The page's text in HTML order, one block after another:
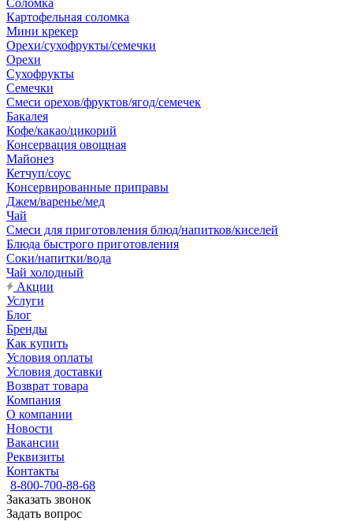
Соломка
Картофельная соломка
Мини крекер
Орехи/сухофрукты/семечки
Орехи
Сухофрукты
Семечки
Смеси орехов/фруктов/ягод/семечек
Бакалея
Кофе/какао/цикорий
Консервация овощная
Майонез
Кетчуп/соус
Консервированные приправы
Джем/варенье/мед
Чай
Смеси для приготовления блюд/напитков/киселей
Блюда быстрого приготовления
Соки/напитки/вода
Чай холодный
Акции
Услуги
Блог
Бренды
Как купить
Условия оплаты
Условия доставки
Возврат товара
Компания
О компании
Новости
Вакансии
Реквизиты
Контакты
8-800-700-88-68
Заказать звонок
Задать вопрос